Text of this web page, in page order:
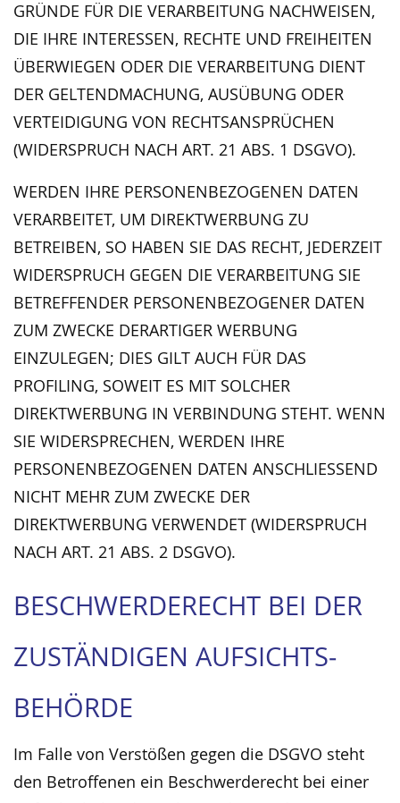
GRÜNDE FÜR DIE VERARBEITUNG NACHWEISEN,
DIE IHRE INTERESSEN, RECHTE UND FREIHEITEN
ÜBERWIEGEN ODER DIE VERARBEITUNG DIENT
DER GELTENDMACHUNG, AUSÜBUNG ODER
VERTEIDIGUNG VON RECHTSANSPRÜCHEN
(WIDERSPRUCH NACH ART. 21 ABS. 1 DSGVO).
WERDEN IHRE PERSONENBEZOGENEN DATEN
VERARBEITET, UM DIREKTWERBUNG ZU
BETREIBEN, SO HABEN SIE DAS RECHT, JEDERZEIT
WIDERSPRUCH GEGEN DIE VERARBEITUNG SIE
BETREFFENDER PERSONENBEZOGENER DATEN
ZUM ZWECKE DERARTIGER WERBUNG
EINZULEGEN; DIES GILT AUCH FÜR DAS
PROFILING, SOWEIT ES MIT SOLCHER
DIREKTWERBUNG IN VERBINDUNG STEHT. WENN
SIE WIDERSPRECHEN, WERDEN IHRE
PERSONENBEZOGENEN DATEN ANSCHLIESSEND
NICHT MEHR ZUM ZWECKE DER
DIREKTWERBUNG VERWENDET (WIDERSPRUCH
NACH ART. 21 ABS. 2 DSGVO).
BESCHWERDE­RECHT BEI DER
ZUSTÄNDIGEN AUFSICHTS­
BEHÖRDE
Im Falle von Verstößen gegen die DSGVO steht
den Betroffenen ein Beschwerderecht bei einer